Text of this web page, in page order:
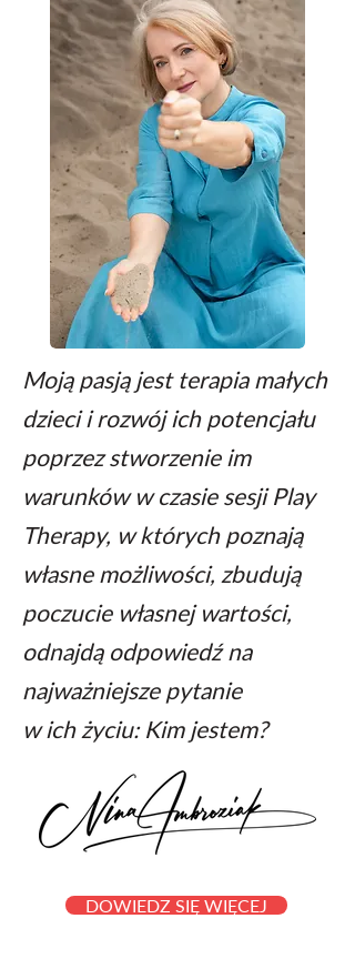
Moją pasją jest terapia małych
dzieci i rozwójich potencjału
poprzez stworzenie im
warunków w czasie sesji Play
Therapy, w których poznają
własne możliwości, zbudują
poczucie własnej wartości,
odnajdą odpowiedź na
najważniejsze pytanie
w ich życiu: Kim jestem?
DOWIEDZ SIĘ WIĘCEJ